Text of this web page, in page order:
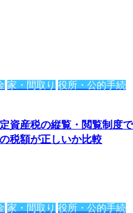
家・間取り 役所・公的手続
資産税の縦覧・閲覧制度で
税額が正しいか比較
家・間取り 役所・公的手続